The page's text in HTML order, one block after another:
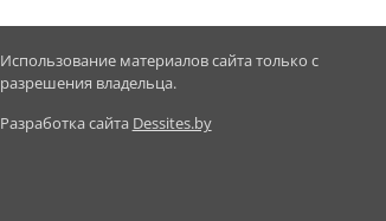
Использование материалов сайта только с
разрешения владельца.
Разработка сайта Dessites.by